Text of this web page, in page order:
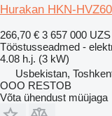
Hurakan HKN-
266,70 € 3 657 000 UZS
Tööstusseadmed -
4.08 h.j. (3 kW)
Usbekistan,
OOO RESTOB
Võta ühendust müüjaga